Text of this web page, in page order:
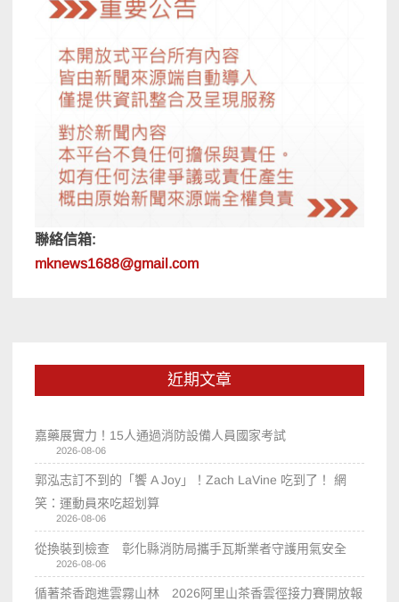
聯絡信箱:
mknews1688@gmail.com
近期文章
嘉藥展實力！15人通過消防設備人員國家考試
2026-08-06
郭泓志訂不到的「饗 A Joy」！Zach LaVine 吃到了！ 網
笑：運動員來吃超划算
2026-08-06
從換裝到檢查 彰化縣消防局攜手瓦斯業者守護用氣安全
2026-08-06
循著茶香跑進雲霧山林 2026阿里山茶香雲徑接力賽開放報